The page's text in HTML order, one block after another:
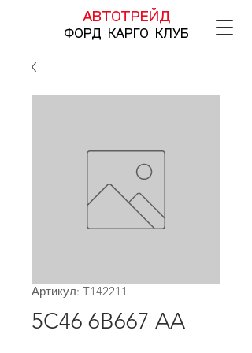
АВТОТРЕЙД
ФОРД КАРГО КЛУБ
Артикул: T142211
5C46 6B667 AA